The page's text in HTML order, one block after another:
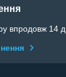
впродовж 14